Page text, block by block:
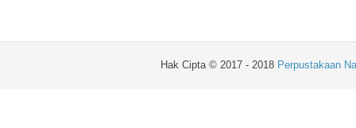
Hak Cipta © 2017 - 2018 Perpustakaan